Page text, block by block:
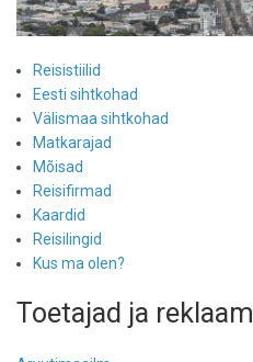
Reisistiilid
Eesti sihtkohad
Välismaa sihtkohad
Matkarajad
Mõisad
Reisifirmad
Kaardid
Reisilingid
Kus ma olen?
Toetajad ja reklaam